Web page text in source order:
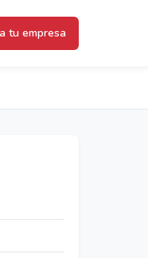
tu empresa